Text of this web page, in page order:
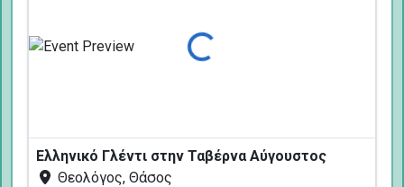
Φόρτωση...
Ελληνικό Γλέντι στην Ταβέρνα Αύγουστος
Θεολόγος, Θάσος